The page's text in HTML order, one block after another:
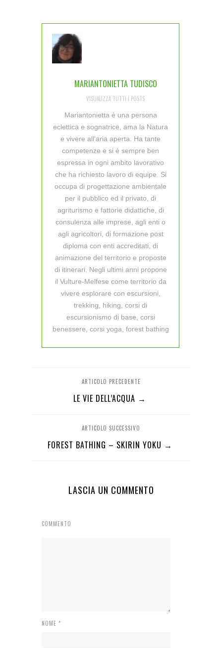
MARIANTONIETTA TUDISCO
VISUALIZZA TUTTI I POSTS
Mariantonietta è una persona
eclettica e sognatrice, ama la Natura
e vivere all'aria aperta. Ha tante
competenze e si è sempre ben
espressa in ogni ambito lavorativo
che ha richiesto lavoro di equipe. Si
occupa di progettazione ambientale
per il pubblico ed il privato, di
agriturismo e fattorie didattiche, di
consulenza alle imprese, agli enti o
agli agricoltori, di formazione post
diploma con enti accreditati, di
animazione del territorio e proposte
di itinerari. Negli ultimi anni propone
il Vulture-Melfese come territorio da
vivere esplorare con escursioni,
trekking, hiking, corsi di
escursionismo di base, corsi
benessere, corsi yoga, forest bathing
ARTICOLO PRECEDENTE
LE VIE DELL’ACQUA →
ARTICOLO SUCCESSIVO
FOREST BATHING – SKIRIN YOKU →
LASCIA UN COMMENTO
COMMENTO
NOME *